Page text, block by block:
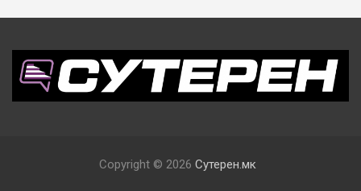
Copyright © 2026 Сутерен.мк